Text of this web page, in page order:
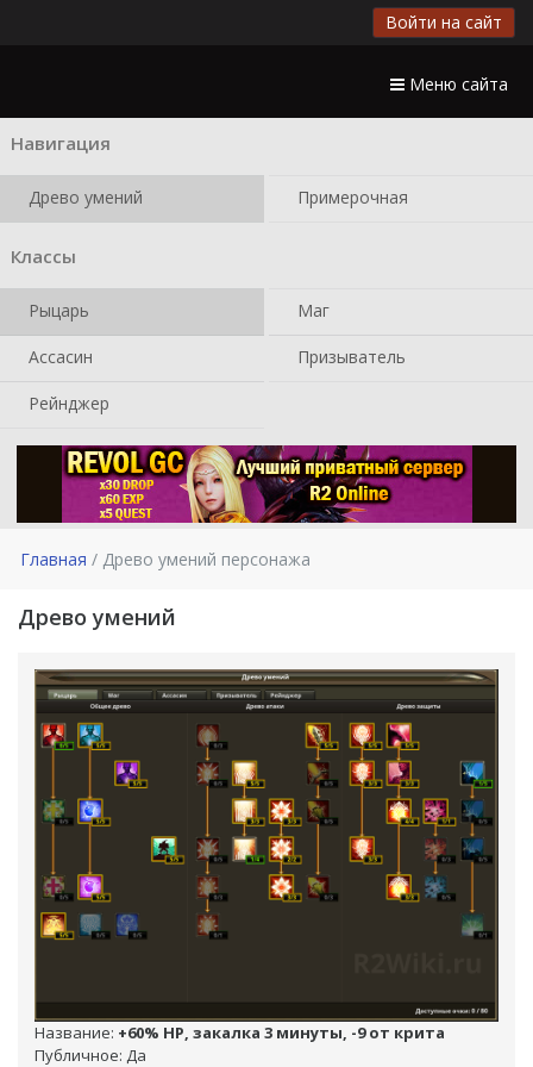
Войти на сайт
Меню сайта
Навигация
Древо умений Примерочная
Классы
Рыцарь Маг
Ассасин Призыватель
Рейнджер
Главная Древо умений персонажа
Древо умений
Название: +60% НР, закалка 3 минуты, -9 от крита
Публичное: Да